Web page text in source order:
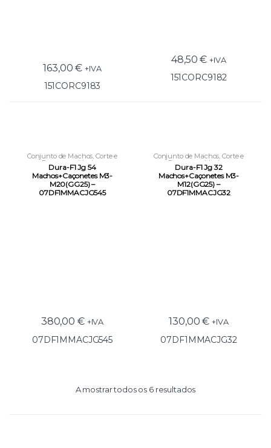
163,00€ +IVA
151CORC9183
48,50€ +IVA
151CORC9182
Conjunto de Machos,Corte e
Roscagem, Machos
Dura-F1 Jg 54
Machos+Caçonetes M3-
M20(GG25) –
07DF1MMACJG545
380,00 € +IVA
07DF1MMACJG545
Conjunto de Machos,Corte e
Roscagem, Machos
Dura-F1 Jg 32
Machos+Caçonetes M3-
M12(GG25) –
07DF1MMACJG32
130,00€ +IVA
07DF1MMACJG32
A mostrar todos os 6 resultados